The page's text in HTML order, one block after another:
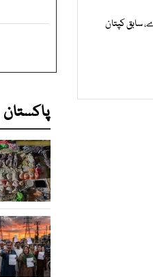
سابق کپتان
پاکستان